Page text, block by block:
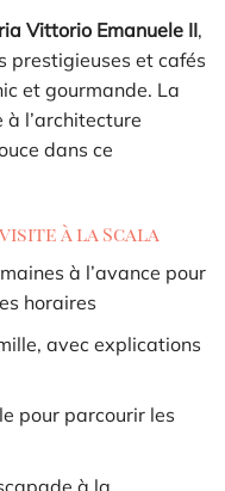
Vittorio Emanuele II,
prestigieuses et cafés
et gourmande. La
l’architecture
dans ce
à la Scala
à l’avance pour
horaires
avec explications
pour parcourir les